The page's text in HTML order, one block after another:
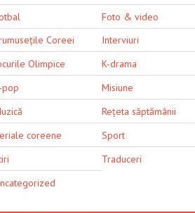
Foto & video
Coreei
Interviuri
Olimpice
K-drama
pop
Misiune
Rețeta săptămânii
coreene
Sport
Traduceri